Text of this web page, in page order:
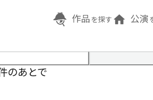
作品 を探す 公演
のあとで